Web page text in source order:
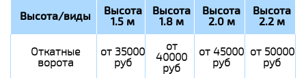
Высота/виды Высота
1.5 м
Высота
1.8 м
Высота
2.0 м
Высота
2.2 м
Откатные
ворота
от 35000
руб
от
40000
руб
от 45000
руб
от 50000
руб